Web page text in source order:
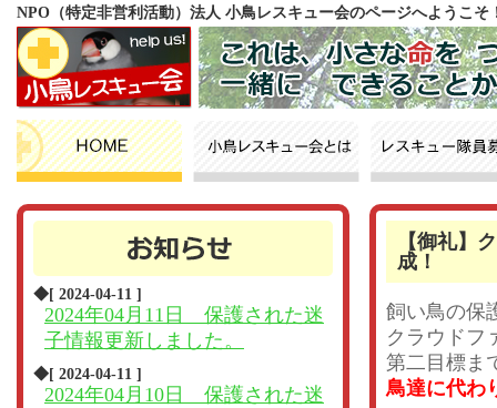
NPO（特定非営利活動）法人 小鳥レスキュー会のページへようこそ
◆[ 2024-04-11 ]
2024年04月11日 保護された迷
子情報更新しました。
◆[ 2024-04-11 ]
2024年04月10日 保護された迷
【御礼】
成！
飼い鳥の保
クラウドフ
第二目標ま
鳥達に代わ